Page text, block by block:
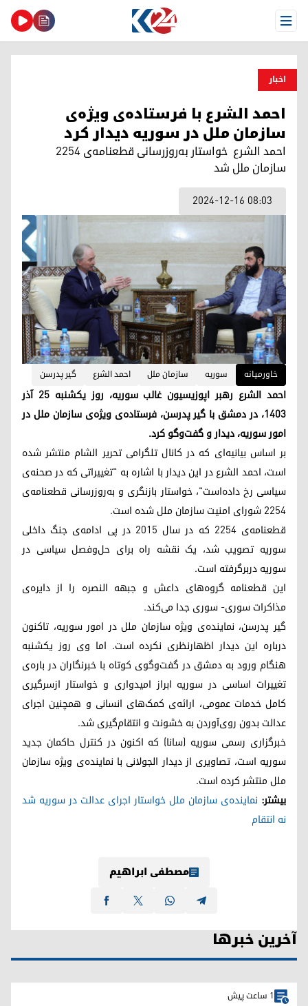
Open Menu
اخبار
احمد الشرع با فرستاده‌ی ویژه‌ی
سازمان ملل در سوریه دیدار کرد
احمد الشرع خواستار به‌روزرسانی قطعنامه‌ی ۲۲۵۴
سازمان ملل شد
2024-12-16 08:03
خاورمیانه سوریه سازمان ملل احمد الشرع گیر پدرسن
احمد الشرع رهبر اپوزیسیون غالب سوریه، روز یکشنبه ۲۵ آذر
۱۴۰۳، در دمشق با گیر پدرسن، فرستاده‌ی ویژه‌ی سازمان ملل در
امور سوریه، دیدار و گفت‌وگو کرد.
بر اساس بیانیه‌ای که در کانال تلگرامی تحریر الشام منتشر شده
است، احمد الشرع در این دیدار با اشاره به "تغییراتی که در صحنه‌ی
سیاسی رخ داده‌است"، خواستار بازنگری و به‌روزرسانی قطعنامه‌ی
۲۲۵۴ شورای امنیت سازمان ملل شده است.
قطعنامه‌ی ۲۲۵۴ که در سال ۲۰۱۵ در پی ادامه‌ی جنگ داخلی
سوریه تصویب شد، یک نقشه راه برای حل‌وفصل سیاسی در
سوریه دربرگرفته است.
این قطعنامه گروه‌های داعش و جبهه النصره را از دایره‌ی
مذاکرات سوری- سوری جدا می‌کند.
گیر پدرسن، نماینده‌ی ویژه سازمان ملل در امور سوریه، تاکنون
درباره این دیدار اظهارنظری نکرده است. اما وی روز یکشنبه
هنگام ورود به دمشق در گفت‌وگوی کوتاه با خبرنگاران در باره‌ی
تغییرات اساسی در سوریه ابراز امیدواری و خواستار ازسرگیری
کامل خدمات عمومی، ارائه‌ی کمک‌های انسانی و همچنین اجرای
عدالت بدون روی‌آوردن به خشونت و انتقام‌گیری شد.
خبرگزاری رسمی سوریه (سانا) که اکنون در کنترل حاکمان جدید
سوریه است، تصاویری از دیدار الجولانی با نماینده‌ی ویژه سازمان
ملل منتشر کرده است.
بیشتر: نماینده‌ی سازمان ملل خواستار اجرای عدالت در سوریه شد
نه انتقام
مصطفی ابراهیم
آخرین خبرها
1 ساعت پیش